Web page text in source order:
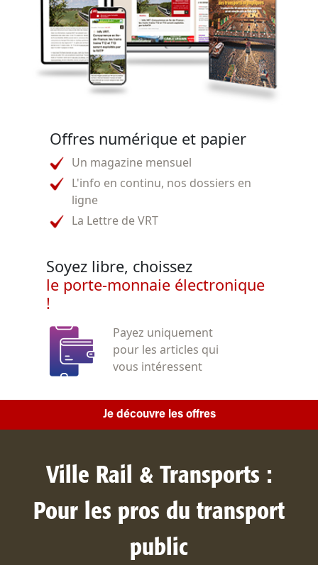
Offres numérique et papier
Un magazine mensuel
L'info en continu, nos dossiers en
ligne
La Lettre de VRT
Soyez libre, choissez
le porte-monnaie électronique
!
Payez uniquement
pour les articles qui
vous intéressent
Je découvre les offres
Ville Rail & Transports :
Pour les pros du transport
public